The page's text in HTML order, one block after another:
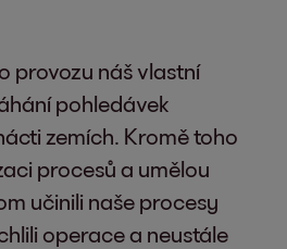
provozu náš vlastní
pohledávek
zemích. Kromě toho
procesů a umělou
učinili naše procesy
operace a neustále